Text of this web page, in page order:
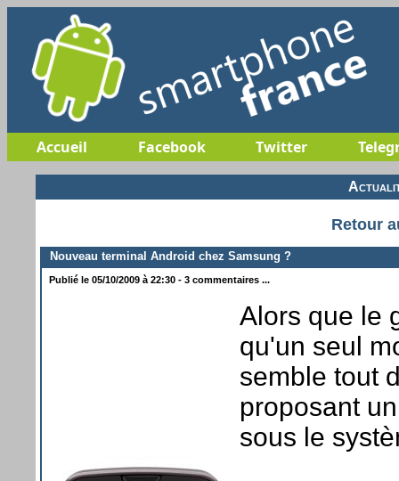
Accueil Facebook Twitter
Retour
Nouveau terminal Android chez Samsung ?
Publié le 05/10/2009 à 22:30 - 3 commentaires ...
Alors que le
qu'un seul
semble tout
proposant
sous le